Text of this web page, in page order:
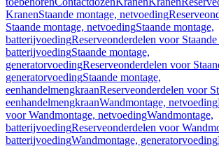
KranenStaande montage, netvoeding
Staande montage, netvoedingStaande montage,
batterijvoedingReserveonderdelen voor
batterijvoedingStaande montage,
generatorvoedingReserveonderdelen voor
generatorvoedingStaande montage,
eenhandelmengkraanReserveonderdelen voor
eenhandelmengkraanWandmontage, netvoeding
voor Wandmontage, netvoedingWandmontage,
batterijvoedingReserveonderdelen voor
batterijvoedingWandmontage, generatorvoeding